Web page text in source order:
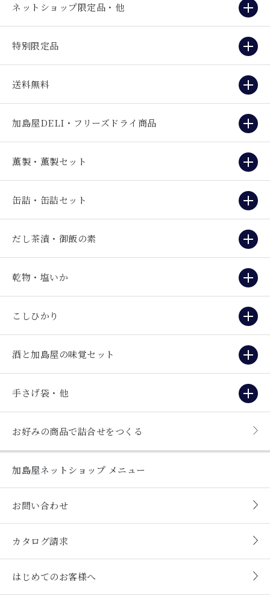
ネットショップ限定品・他
特別限定品
送料無料
加島屋DELI・フリーズドライ商品
薫製・薫製セット
缶詰・缶詰セット
だし茶漬・御飯の素
乾物・塩いか
こしひかり
酒と加島屋の味覚セット
手さげ袋・他
お好みの商品で詰合せをつくる
加島屋ネットショップ メニュー
お問い合わせ
カタログ請求
はじめてのお客様へ